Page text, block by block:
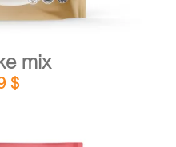
mix
$